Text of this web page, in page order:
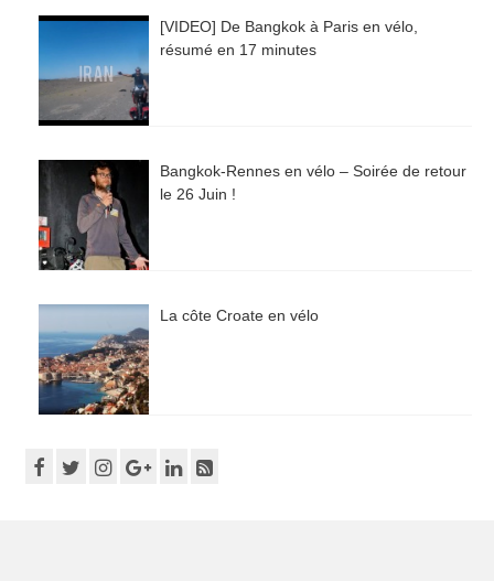
[VIDEO] De Bangkok à Paris en vélo,
résumé en 17 minutes
Bangkok-Rennes en vélo – Soirée de retour
le 26 Juin !
La côte Croate en vélo